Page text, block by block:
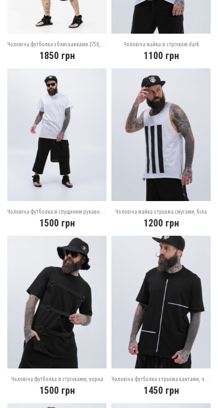
1850 грн
Чоловіча майка зі стрічкою dark
1100 грн
1500 грн
Чоловіча майка з трьома смугами, біла
1200 грн
Чоловіча футболка зі стрічками, чорна
1500 грн 1450 грн